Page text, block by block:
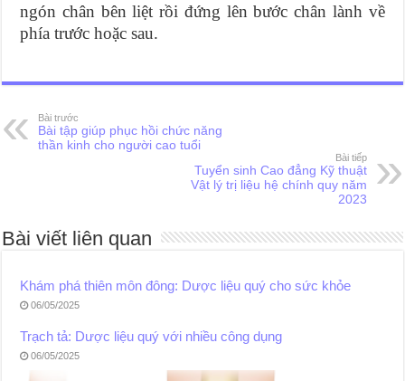
ngón chân bên liệt rồi đứng lên bước chân lành về
phía trước hoặc sau.
Bài trước
Bài tập giúp phục hồi chức năng
thần kinh cho người cao tuổi
Bài tiếp
Tuyển sinh Cao đẳng Kỹ thuật
Vật lý trị liệu hệ chính quy năm
2023
Bài viết liên quan
Khám phá thiên môn đông: Dược liệu quý cho sức khỏe
06/05/2025
Trạch tả: Dược liệu quý với nhiều công dụng
06/05/2025